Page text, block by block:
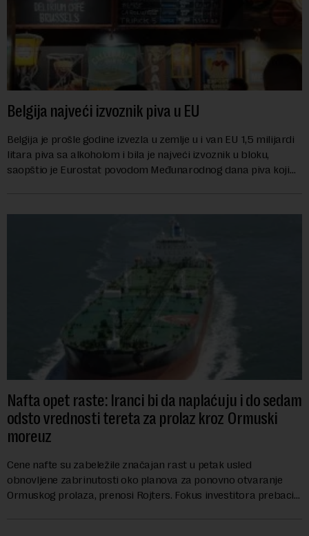
Belgija najveći izvoznik piva u EU
Belgija je prošle godine izvezla u zemlje u i van EU 1,5 milijardi
litara piva sa alkoholom i bila je najveći izvoznik u bloku,
saopštio je Eurostat povodom Međunarodnog dana piva koji
Nafta opet raste: Iranci bi da naplaćuju i do sedam
odsto vrednosti tereta za prolaz kroz Ormuski
moreuz
Cene nafte su zabeležile značajan rast u petak usled
obnovljene zabrinutosti oko planova za ponovno otvaranje
Ormuskog prolaza, prenosi Rojters. Fokus investitora prebacio